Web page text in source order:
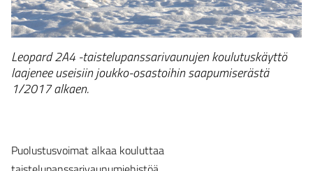
Leopard 2A4 -taistelupanssarivaunujen koulutuskäyttö
laajenee useisiin joukko-osastoihin saapumiserästä
1/2017 alkaen.
Puolustusvoimat alkaa kouluttaa